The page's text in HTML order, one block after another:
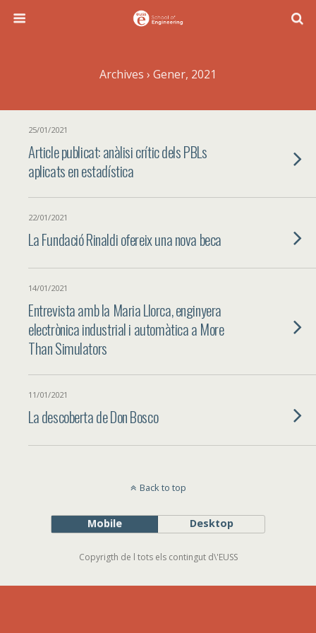
Archives › Gener, 2021
25/01/2021
Article publicat: anàlisi crític dels PBLs
aplicats en estadística
22/01/2021
La Fundació Rinaldi ofereix una nova beca
14/01/2021
Entrevista amb la Maria Llorca, enginyera
electrònica industrial i automàtica a More
Than Simulators
11/01/2021
La descoberta de Don Bosco
Back to top
Mobile Desktop
Copyrigth de l tots els contingut d\'EUSS